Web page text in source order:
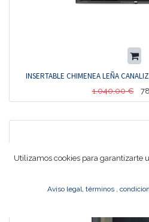
INSERTABLE CHIMENEA LEÑA
1.040,00€
Utilizamos cookies para garantizarte
Aviso legal, términos ,